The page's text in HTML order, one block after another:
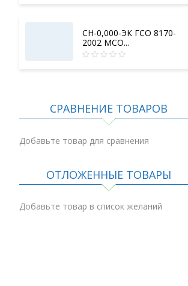
СН-0,000-ЭК ГСО 8170-
2002 МСО...
СРАВНЕНИЕ ТОВАРОВ
Добавьте товар для сравнения
ОТЛОЖЕННЫЕ ТОВАРЫ
Добавьте товар в список желаний